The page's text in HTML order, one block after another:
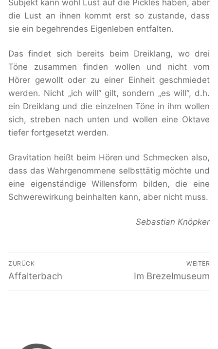
Subjekt kann wohl Lust auf die Pickles haben, aber
die Lust an ihnen kommt erst so zustande, dass
sie ein begehrendes Eigenleben entfalten.
Das findet sich bereits beim Dreiklang, wo drei
Töne zusammen finden wollen und nicht vom
Hörer gewollt oder zu einer Einheit geschmiedet
werden. Nicht „ich will“ gilt, sondern „es will“, d.h.
ein Dreiklang und die einzelnen Töne in ihm wollen
sich, streben nach unten und wollen eine Oktave
tiefer fortgesetzt werden.
Gravitation heißt beim Hören und Schmecken also,
dass das Wahrgenommene selbsttätig möchte und
eine eigenständige Willensform bilden, die eine
Schwerewirkung beinhalten kann, aber nicht muss.
Sebastian Knöpker
Beitragsnavigation
ZURÜCK
Vorheriger
Affalterbach
WEITER
Nächster
Im Brezelmuseum